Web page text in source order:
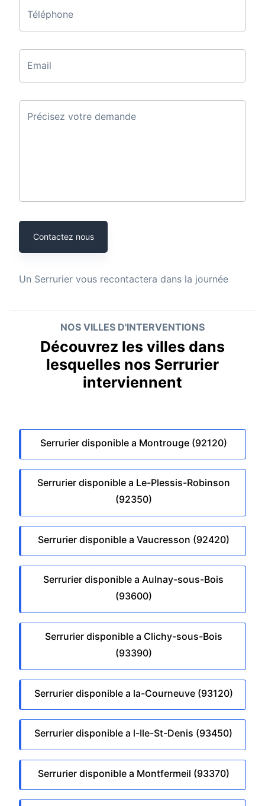
Téléphone
Email
Précisez votre demande
Contactez nous
Un Serrurier vous recontactera dans la journée
NOS VILLES D'INTERVENTIONS
Découvrez les villes dans
lesquelles nos Serrurier
interviennent
Serrurier disponible a Montrouge (92120)
Serrurier disponible a Le-Plessis-Robinson
(92350)
Serrurier disponible a Vaucresson (92420)
Serrurier disponible a Aulnay-sous-Bois
(93600)
Serrurier disponible a Clichy-sous-Bois
(93390)
Serrurier disponible a la-Courneuve (93120)
Serrurier disponible a l-Ile-St-Denis (93450)
Serrurier disponible a Montfermeil (93370)